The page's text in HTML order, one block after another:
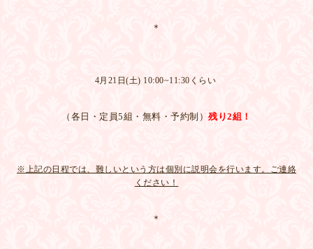
＊
4月21日(土) 10:00~11:30くらい
（各日・定員5組・無料・予約制）残り2組！
※上記の日程では、難しいという方は個別に説明会を行います。ご連絡
ください！
＊